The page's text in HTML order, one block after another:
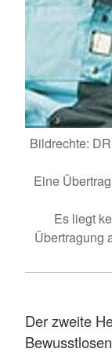
Bildrechte:
Eine
Es liegt
Übertragung
Der zweite